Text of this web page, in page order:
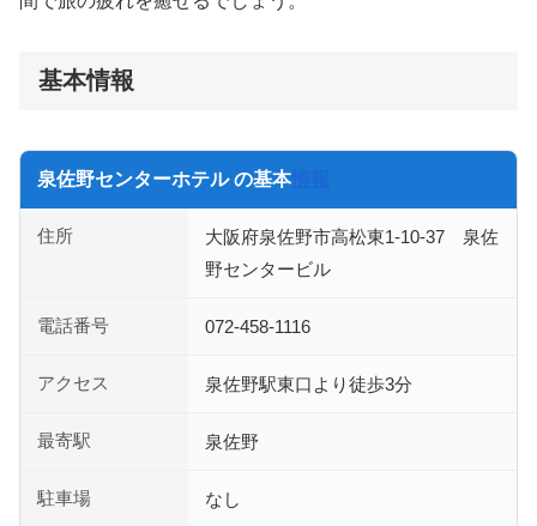
基本情報
泉佐野センターホテル の基本情報
住所
大阪府泉佐野市高松東1-10-37 泉佐
野センタービル
電話番号 072-458-1116
アクセス 泉佐野駅東口より徒歩3分
最寄駅 泉佐野
駐車場 なし